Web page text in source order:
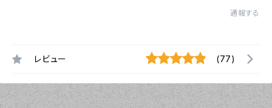
通報する
レビュー (77)